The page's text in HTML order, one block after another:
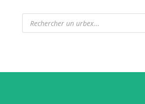
Recherche
produits